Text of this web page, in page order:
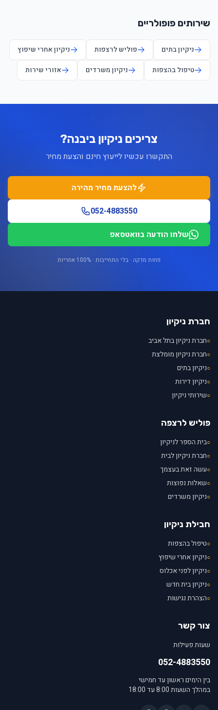
שירותים פופולריים
ניקיון בתים פוליש לרצפות
ניקיון אחרי שיפוץ
טיפול בהצפות
ניקיון משרדים אזורי שירות
צריכים ניקיון ביבנה?
התקשרו עכשיו לייעוץ חינם והצעת מחיר
להצעת מחיר מהירה
052-4883550
שלחו הודעה בוואטסאפ
פחות מדקה · בלי התחייבות · 100% אחריות
חברת ניקיון
○חברת ניקיון בתל אביב
○חברת ניקיון מומלצת
○ניקיון בתים
○ניקיון דירות
○שירותי ניקיון
פוליש לרצפה
○בית הספר לניקיון
○חברת ניקיון לבית
○עשה זאת בעצמך
○שאלות נפוצות
○ניקיון משרדים
חבילת ניקיון
○טיפול בהצפות
○ניקיון אחרי שיפוץ
○ניקיון לפני אכלוס
○ניקיון בית חדש
○הצהרת נגישות
צור קשר
שעות פעילות
052-4883550
בין הימים ראשון עד חמישי
במהלך השעות 8:00 עד 18:00